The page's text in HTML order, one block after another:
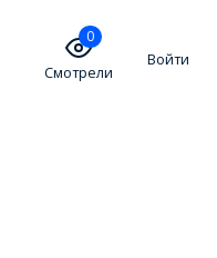
0
Смотрели
Войти